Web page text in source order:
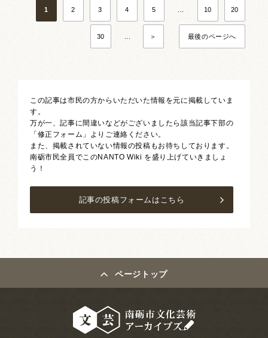
1 2 3 4 5 ... 10 20
30 ... ＞ 最後のページへ
この記事は市民の方からいただいた情報を元に掲載していま
す。
万が一、記事に間違いなどがございましたら該当記事下部の
「修正フォーム」よりご連絡ください。
また、掲載されていない情報の投稿もお待ちしております。
南砺市民全員でこのNANTO Wiki を盛り上げていきましょ
う！
記事の投稿フォームはこちら
ページトップ